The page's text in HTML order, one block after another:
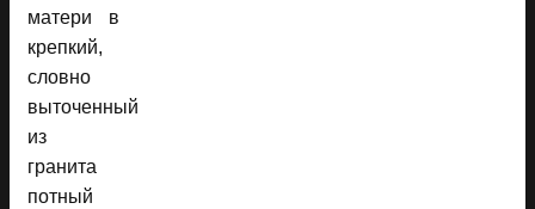
матери в
крепкий,
словно
выточенный
из
гранита
потный